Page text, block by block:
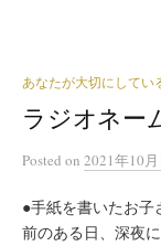
あなたが大切にしてい
ラジオネー
Posted on 2021年10月
●手紙を書いたお
前のある日、深夜